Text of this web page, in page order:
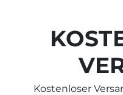
Kostenloser